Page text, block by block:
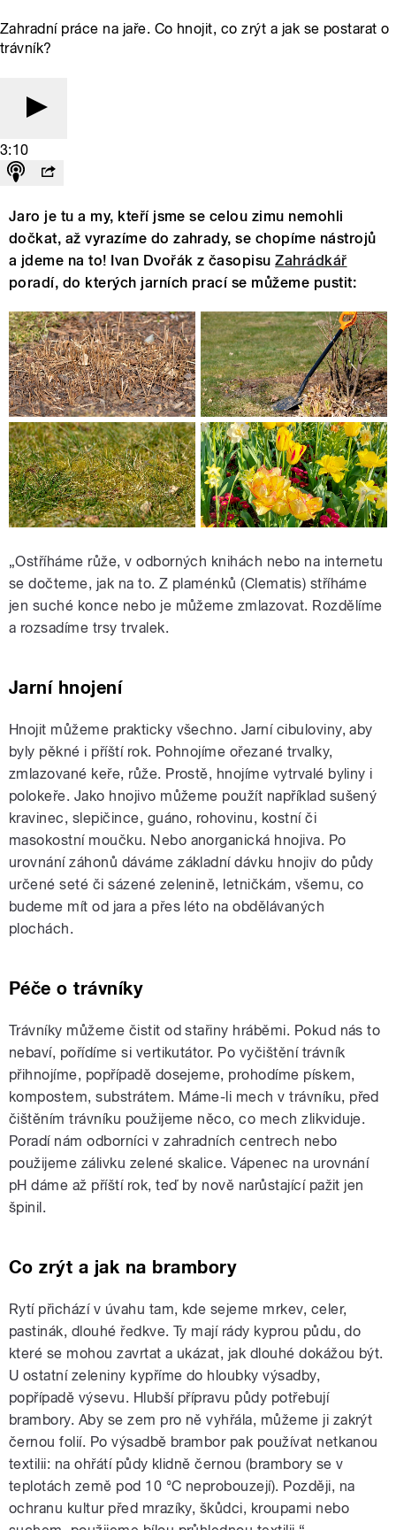
Zahradní práce na jaře. Co hnojit, co zrýt a jak se postarat o
trávník?
3:10
Jaro je tu a my, kteří jsme se celou zimu nemohli
dočkat, až vyrazíme do zahrady, se chopíme nástrojů
a jdeme na to! Ivan Dvořák z časopisuZahrádkář
poradí, do kterých jarních prací se můžeme pustit:
„Ostříháme růže, v odborných knihách nebo na internetu
se dočteme, jak na to. Z plaménků (Clematis) stříháme
jen suché konce nebo je můžeme zmlazovat. Rozdělíme
a rozsadíme trsy trvalek.
Jarní hnojení
Hnojit můžeme prakticky všechno. Jarní cibuloviny, aby
byly pěkné i příští rok. Pohnojíme ořezané trvalky,
zmlazované keře, růže. Prostě, hnojíme vytrvalé byliny i
polokeře. Jako hnojivo můžeme použít například sušený
kravinec, slepičince, guáno, rohovinu, kostní či
masokostní moučku. Nebo anorganická hnojiva. Po
urovnání záhonů dáváme základní dávku hnojiv do půdy
určené seté či sázené zelenině, letničkám, všemu, co
budeme mít od jara a přes léto na obdělávaných
plochách.
Péče o trávníky
Trávníky můžeme čistit od stařiny hráběmi. Pokud nás to
nebaví, pořídíme si vertikutátor. Po vyčištění trávník
přihnojíme, popřípadě dosejeme, prohodíme pískem,
kompostem, substrátem. Máme-li mech v trávníku, před
čištěním trávníku použijeme něco, co mech zlikviduje.
Poradí nám odborníci v zahradních centrech nebo
použijeme zálivku zelené skalice. Vápenec na urovnání
pH dáme až příští rok, teď by nově narůstající pažit jen
špinil.
Co zrýt a jak na brambory
Rytí přichází v úvahu tam, kde sejeme mrkev, celer,
pastinák, dlouhé ředkve. Ty mají rády kyprou půdu, do
které se mohou zavrtat a ukázat, jak dlouhé dokážou být.
U ostatní zeleniny kypříme do hloubky výsadby,
popřípadě výsevu. Hlubší přípravu půdy potřebují
brambory. Aby se zem pro ně vyhřála, můžeme ji zakrýt
černou folií. Po výsadbě brambor pak používat netkanou
textilii: na ohřátí půdy klidně černou (brambory se v
teplotách země pod 10 °C neprobouzejí). Později, na
ochranu kultur před mrazíky, škůdci, kroupami nebo